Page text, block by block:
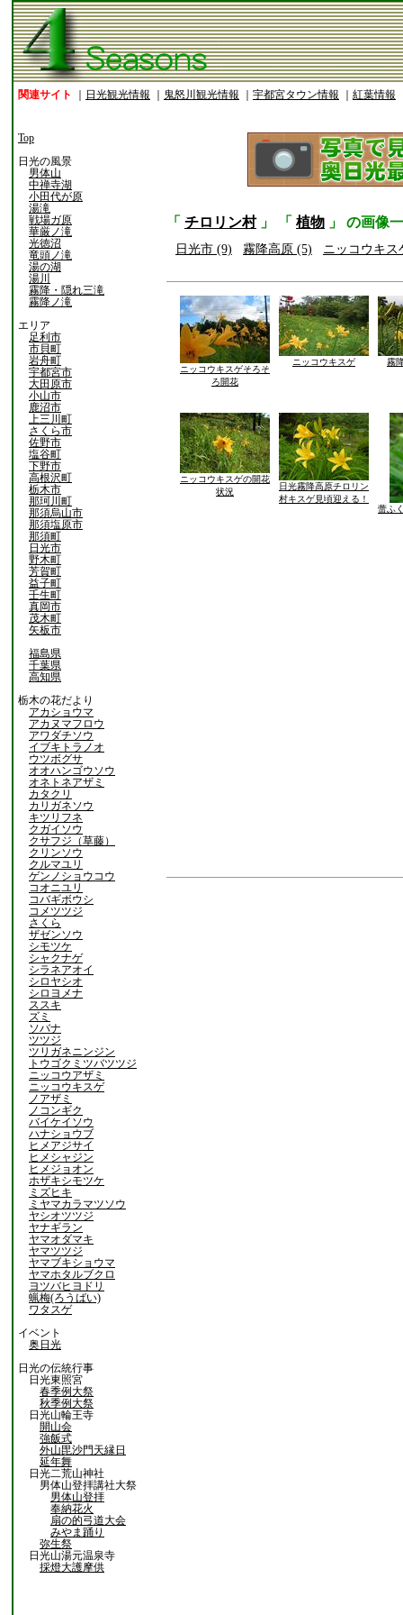
関連サイト 日光観光情報 鬼怒川観光情報 宇都宮タウン情報 紅葉情報
Top
日光の風景
男体山
中禅寺湖
小田代が原
湯滝
戦場ガ原
華厳ノ滝
光徳沼
竜頭ノ滝
湯の湖
湯川
霧降・隠れ三滝
霧降ノ滝
エリア
足利市
市貝町
岩舟町
宇都宮市
大田原市
小山市
鹿沼市
上三川町
さくら市
佐野市
塩谷町
下野市
高根沢町
栃木市
那珂川町
那須烏山市
那須塩原市
那須町
日光市
野木町
芳賀町
益子町
壬生町
真岡市
茂木町
矢板市
福島県
千葉県
高知県
栃木の花だより
アカショウマ
アカヌマフロウ
アワダチソウ
イブキトラノオ
ウツボグサ
オオハンゴウソウ
オネトネアザミ
カタクリ
カリガネソウ
キツリフネ
クガイソウ
クサフジ（草藤）
クリンソウ
クルマユリ
ゲンノショウコウ
コオニユリ
コバギボウシ
コメツツジ
さくら
ザゼンソウ
シモツケ
シャクナゲ
シラネアオイ
シロヤシオ
シロヨメナ
ススキ
ズミ
ソバナ
ツツジ
ツリガネニンジン
トウゴクミツバツツジ
ニッコウアザミ
ニッコウキスゲ
ノアザミ
ノコンギク
バイケイソウ
ハナショウブ
ヒメアジサイ
ヒメシャジン
ヒメジョオン
ホザキシモツケ
ミズヒキ
ミヤマカラマツソウ
ヤシオツツジ
ヤナギラン
ヤマオダマキ
ヤマツツジ
ヤマブキショウマ
ヤマホタルブクロ
ヨツバヒヨドリ
蝋梅(ろうばい)
ワタスゲ
イベント
奥日光
日光の伝統行事
日光東照宮
春季例大祭
秋季例大祭
日光山輪王寺
開山会
強飯式
外山毘沙門天縁日
延年舞
日光二荒山神社
男体山登拝講社大祭
男体山登拝
奉納花火
扇の的弓道大会
みやま踊り
弥生祭
日光山湯元温泉寺
採燈大護摩供
「 チロリン村」 「 植物 」 の画像
日光市 (9) 霧降高原 (5) ニッコウキス
ニッコウキスゲそろそ
ろ開花
ニッコウキスゲ 霧
ニッコウキスゲの開花
状況
日光霧降高原チロリン
村キスゲ見頃迎える！
蕾ふ